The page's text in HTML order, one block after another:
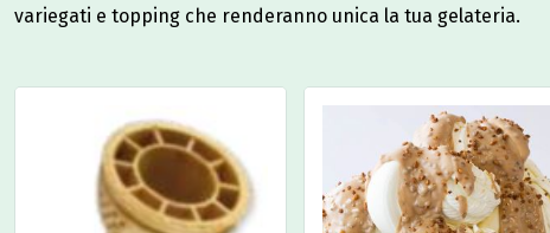
variegati e topping che renderanno unica la tua gelateria.